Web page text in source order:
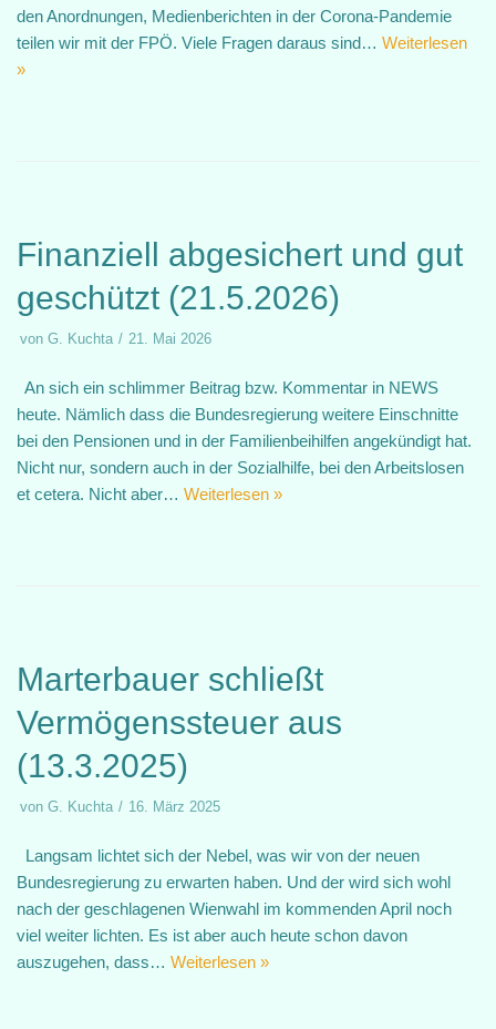
den Anordnungen, Medienberichten in der Corona-Pandemie
teilen wir mit der FPÖ. Viele Fragen daraus sind… Weiterlesen
»
Finanziell abgesichert und gut
geschützt (21.5.2026)
von G. Kuchta 21. Mai 2026
An sich ein schlimmer Beitrag bzw. Kommentar in NEWS
heute. Nämlich dass die Bundesregierung weitere Einschnitte
bei den Pensionen und in der Familienbeihilfen angekündigt hat.
Nicht nur, sondern auch in der Sozialhilfe, bei den Arbeitslosen
et cetera. Nicht aber… Weiterlesen »
Marterbauer schließt
Vermögenssteuer aus
(13.3.2025)
von G. Kuchta 16. März 2025
Langsam lichtet sich der Nebel, was wir von der neuen
Bundesregierung zu erwarten haben. Und der wird sich wohl
nach der geschlagenen Wienwahl im kommenden April noch
viel weiter lichten. Es ist aber auch heute schon davon
auszugehen, dass… Weiterlesen »